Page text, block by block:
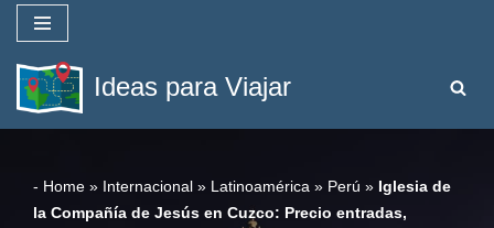
Saltar
al
contenido
Ideas para Viajar
- Home » Internacional » Latinoamérica » Perú » Iglesia de
la Compañía de Jesús en Cuzco: Precio entradas,